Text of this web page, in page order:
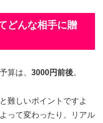
どんな相手に贈
算は、 3000円前後。
難しいポイントですよ
って変わったり、リアル